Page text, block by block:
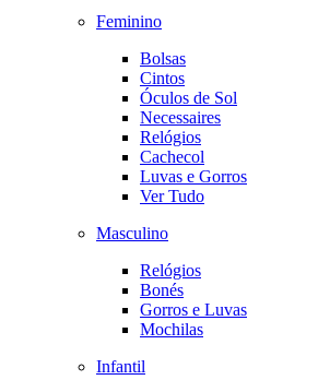
Feminino
Bolsas
Cintos
Óculos de Sol
Necessaires
Relógios
Cachecol
Luvas e Gorros
Ver Tudo
Masculino
Relógios
Bonés
Gorros e Luvas
Mochilas
Infantil